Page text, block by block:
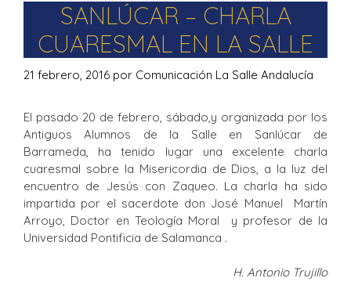
SANLÚCAR – CHARLA
CUARESMAL EN LA SALLE
21 febrero, 2016 por Comunicación La Salle Andalucía
El pasado 20 de febrero, sábado,y organizada por los
Antiguos Alumnos de la Salle en Sanlúcar de
Barrameda, ha tenido lugar una excelente charla
cuaresmal sobre la Misericordia de Dios, a la luz del
encuentro de Jesús con Zaqueo. La charla ha sido
impartida por el sacerdote don José Manuel Martín
Arroyo, Doctor en Teología Moral y profesor de la
Universidad Pontificia de Salamanca .
H. Antonio Trujillo